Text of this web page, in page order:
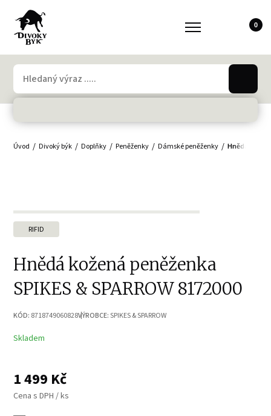
0
Úvod Divoký býk Doplňky Peněženky Dámské peněženky Hnědá
RIFID
Hnědá kožená peněženka
SPIKES & SPARROW 8172000
KÓD: 8718749060828VÝROBCE: SPIKES & SPARROW
Skladem
1 499 Kč
Cena s DPH / ks